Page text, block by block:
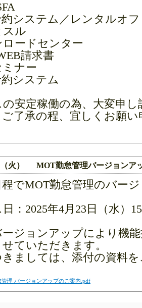
約システム／レンタルオ
スル
ロードセンター
請求書
ミナー
約システム
安定稼働の為、大変申
ご了承の程、宜しくお願
（火） MOT勤怠管理バージョンア
でMOT勤怠管理のバー
：2025年4月23日（水）
ジョンアップにより機
ていただきます。
きましては、添付の資料
管理 バージョンアップのご案内.pdf